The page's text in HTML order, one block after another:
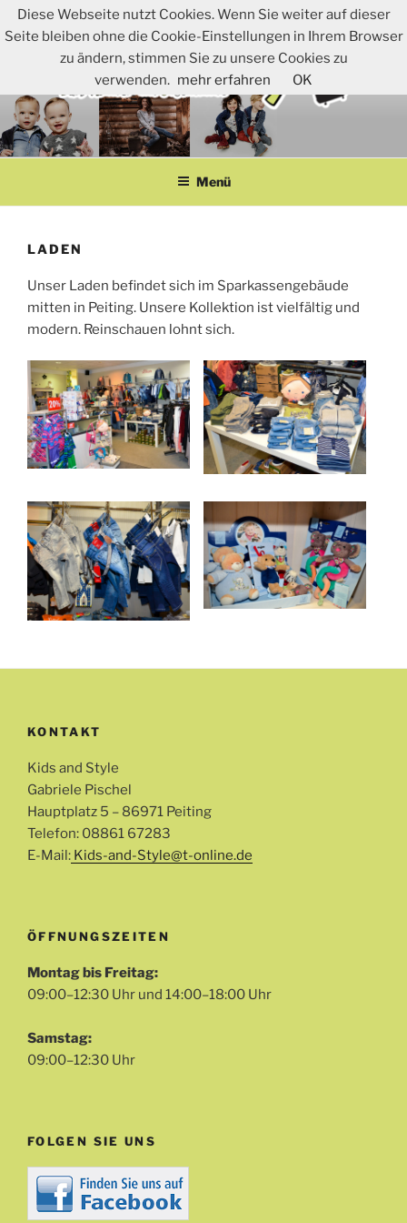
Zum
Inhalt
Menü
LADEN
Unser Laden befindet sich im Sparkassengebäude
mitten in Peiting. Unsere Kollektion ist vielfältig und
modern. Reinschauen lohnt sich.
KONTAKT
Kids and Style
Gabriele Pischel
Hauptplatz 5 – 86971 Peiting
Telefon: 08861 67283
E-Mail: Kids-and-Style@t-online.de
ÖFFNUNGSZEITEN
Montag bis Freitag:
09:00–12:30 Uhr und 14:00–18:00 Uhr
Samstag:
09:00–12:30 Uhr
FOLGEN SIE UNS
Diese Webseite nutzt Cookies. Wenn Sie weiter auf dieser
Seite bleiben ohne die Cookie-Einstellungen in Ihrem Browser
zu ändern, stimmen Sie zu unsere Cookies zu
verwenden. mehr erfahren OK